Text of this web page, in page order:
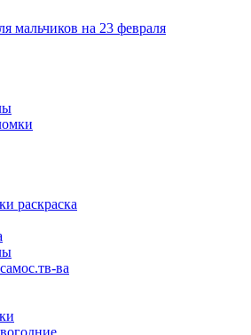
мальчиков на 23 февраля
раскраска
ва